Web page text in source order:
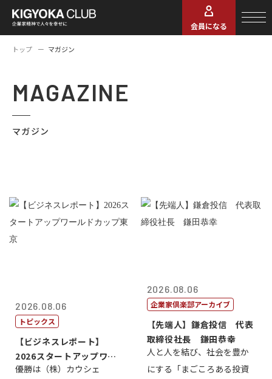
会員になる
トップ マガジン
MAGAZINE
マガジン
2026.08.06
トピックス
【ビジネスレポート】
2026スタートアップワー
ルドカップ東京
優勝は（株）カウシェ
2026.08.06
企業家倶楽部アーカイブ
【先端人】鎌倉投信 代表
取締役社長 鎌田恭幸
人と人を結び、社会を豊か
にする「まごころある投資